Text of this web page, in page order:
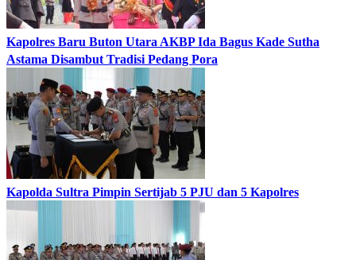
Kapolres Baru Buton Utara AKBP Ida Bagus Kade Sutha
Astama Disambut Tradisi Pedang Pora
Kapolda Sultra Pimpin Sertijab 5 PJU dan 5 Kapolres